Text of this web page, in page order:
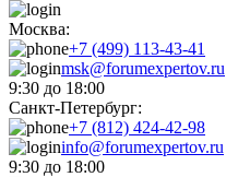
Москва:
+7 (499) 113-43-41
msk@forumexpertov.ru
9:30 до 18:00
Санкт-Петербург:
+7 (812) 424-42-98
info@forumexpertov.ru
9:30 до 18:00